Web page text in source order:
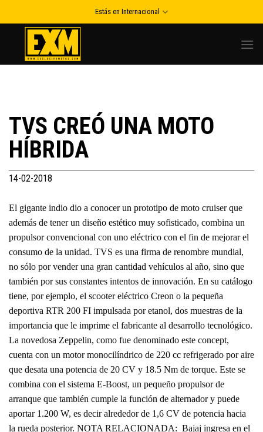
to
Estás en Internacional
TVS CREÓ UNA MOTO
HÍBRIDA
14-02-2018
El gigante indio dio a conocer un prototipo de moto cruiser que
además de tener un diseño estético muy sofisticado, combina un
propulsor convencional con uno eléctrico con el fin de mejorar el
consumo de la unidad. TVS es una firma de renombre mundial,
no sólo por vender una gran cantidad vehículos al año, sino que
también por sus constantes intentos de innovación. En su catálogo
tiene, por ejemplo, el scooter eléctrico Creon o la pequeña
deportiva RTR 200 FI impulsada por etanol, dos muestras de la
importancia que le imprime el fabricante al desarrollo tecnológico.
La novedosa Zeppelin, como fue denominado este concept,
cuenta con un motor monocilíndrico de 220 cc refrigerado por aire
que desata una potencia de 20 CV y 18.5 Nm de torque. Este se
combina con el sistema E-Boost, un pequeño propulsor de
arranque que también cumple la función de alternador y puede
aportar 1.200 W, es decir alrededor de 1,6 CV de potencia hacia
la rueda posterior. NOTA RELACIONADA: Bajaj ingresa en el